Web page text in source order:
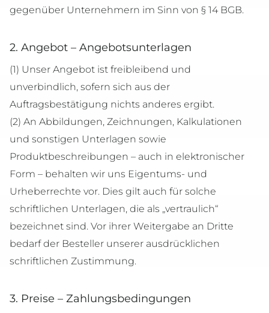
gegenüber Unternehmern im Sinn von § 14 BGB.
2. Angebot – Angebotsunterlagen
(1) Unser Angebot ist freibleibend und
unverbindlich, sofern sich aus der
Auftragsbestätigung nichts anderes ergibt.
(2) An Abbildungen, Zeichnungen, Kalkulationen
und sonstigen Unterlagen sowie
Produktbeschreibungen – auch in elektronischer
Form – behalten wir uns Eigentums- und
Urheberrechte vor. Dies gilt auch für solche
schriftlichen Unterlagen, die als „vertraulich“
bezeichnet sind. Vor ihrer Weitergabe an Dritte
bedarf der Besteller unserer ausdrücklichen
schriftlichen Zustimmung.
3. Preise – Zahlungsbedingungen